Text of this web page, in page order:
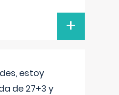
+
estoy
de 27+3 y